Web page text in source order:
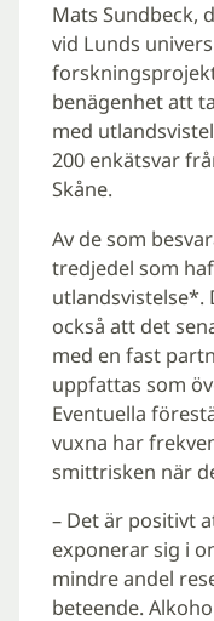
Mats Sundbeck,
vid Lunds
benägenhet att
med
200 enkätsvar
Skåne.
Av de som
tredjedel som
utlandsvistelse*.
också att det
med en fast
uppfattas som
Eventuella
vuxna har
smittrisken när
– Det är positivt
exponerar sig i
mindre andel
beteende.